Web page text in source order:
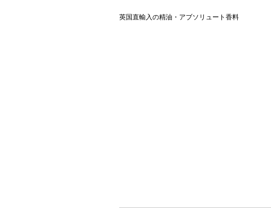
英国直輸入の精油・アブソリュート香料